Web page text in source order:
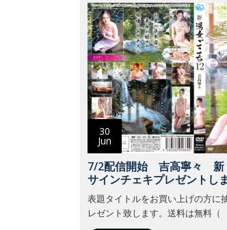
30
Jun
7/2配信開始 吉高寧々 新
サインチェキプレゼントし
表題タイトルをお買い上げの方に
レゼント致します。送料は無料（